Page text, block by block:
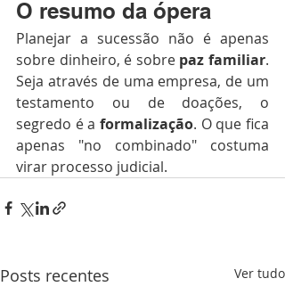
O resumo da ópera
Planejar a sucessão não é apenas
sobre dinheiro, é sobre paz familiar.
Seja através de uma empresa, de um
testamento ou de doações, o
segredo é a formalização. O que fica
apenas "no combinado" costuma
virar processo judicial.
Posts recentes Ver tudo